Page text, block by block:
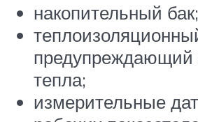
накопительный бак;
предупреждающий
тепла;
измерительные